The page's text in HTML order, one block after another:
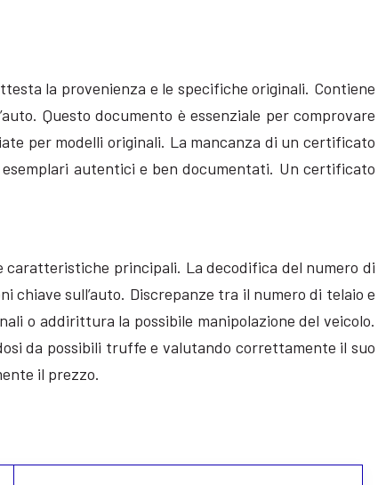
la provenienza e le specifiche originali. Contiene
Questo documento è essenziale per comprovare
per modelli originali. La mancanza di un certificato
autentici e ben documentati. Un certificato
caratteristiche principali. La decodifica del numero di
chiave sull’auto. Discrepanze tra il numero di telaio e
o addirittura la possibile manipolazione del veicolo.
da possibili truffe e valutando correttamente il suo
il prezzo.